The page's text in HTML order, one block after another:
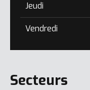
Jeudi
Vendredi
Secteurs